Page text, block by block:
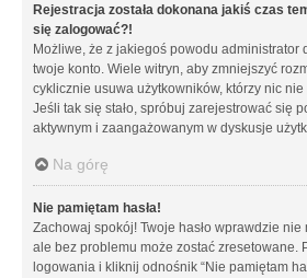
Rejestracja została dokonana jakiś czas
się zalogować?!
Możliwe, że z jakiegoś powodu administrator
twoje konto. Wiele witryn, aby zmniejszyć
cyklicznie usuwa użytkowników, którzy nic nie
Jeśli tak się stało, spróbuj zarejestrować się
aktywnym i zaangażowanym w dyskusje
Na górę
Nie pamiętam hasła!
Zachowaj spokój! Twoje hasło wprawdzie
ale bez problemu może zostać zresetowane.
logowania i kliknij odnośnik “Nie pamiętam